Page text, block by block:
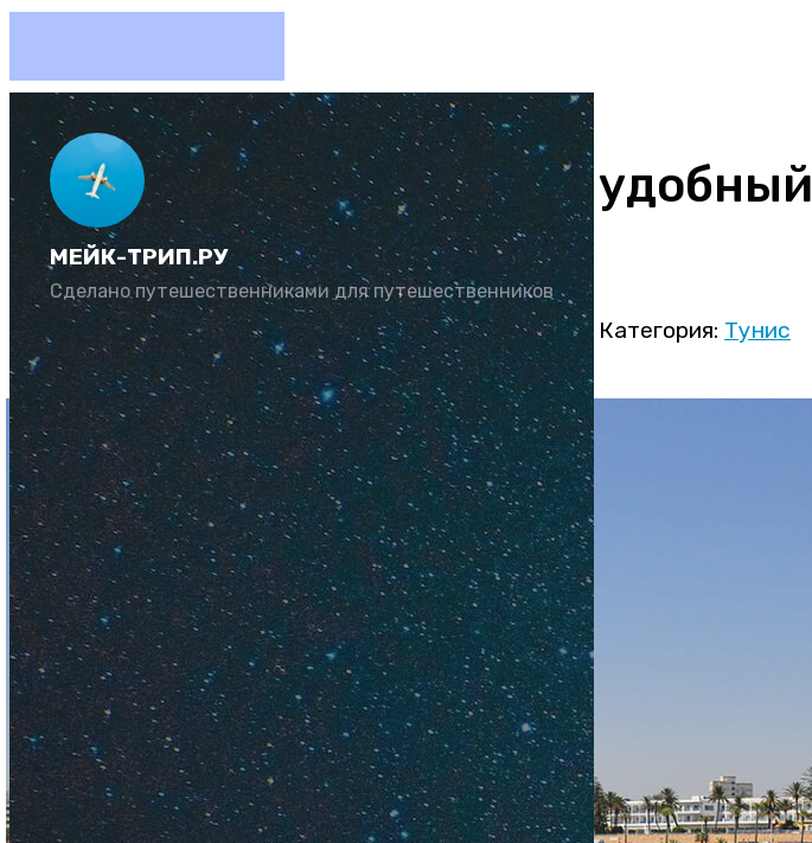
МЕЙК-ТРИП.РУ
Сделано путешественниками для путешественников
Монастир:
курорт
Автор:Юлия Козлова Категория: Тунис